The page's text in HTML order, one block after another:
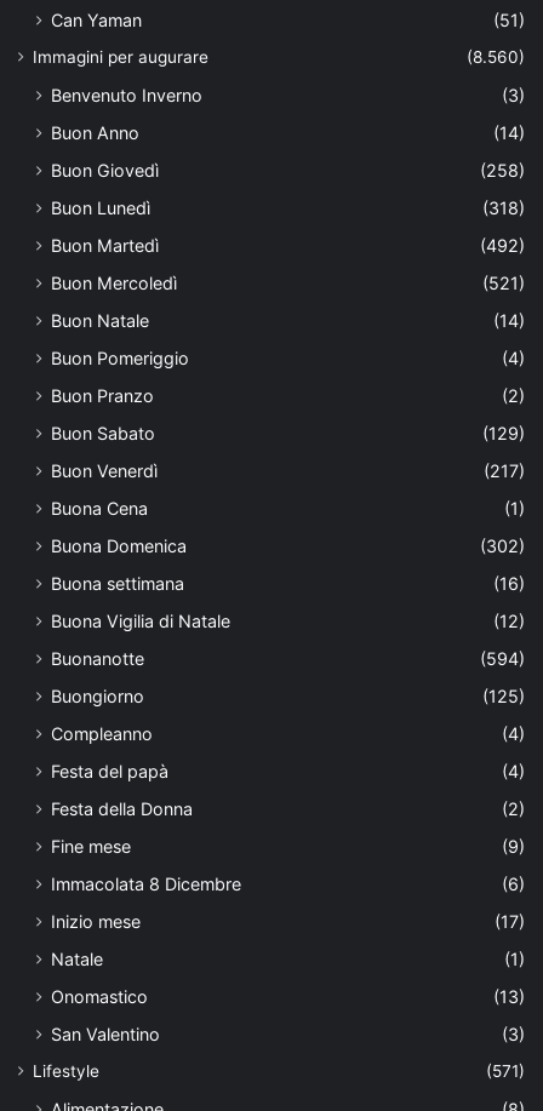
Can Yaman (51)
Immagini per augurare (8.560)
Benvenuto Inverno
(3)
Buon Anno
(14)
Buon Giovedì
(258)
Buon Lunedì
(318)
Buon Martedì
(492)
Buon Mercoledì
(521)
Buon Natale
(14)
Buon Pomeriggio
(4)
Buon Pranzo
(2)
Buon Sabato
(129)
Buon Venerdì
(217)
Buona Cena
(1)
Buona Domenica
(302)
Buona settimana
(16)
Buona Vigilia di Natale
(12)
Buonanotte
(594)
Buongiorno
(125)
Compleanno
(4)
Festa del papà
(4)
Festa della Donna
(2)
Fine mese
(9)
Immacolata 8 Dicembre
(6)
Inizio mese
(17)
Natale
(1)
Onomastico
(13)
San Valentino
(3)
Lifestyle (571)